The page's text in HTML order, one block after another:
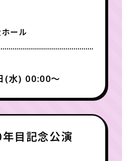
ール
(水) 00:00〜
目記念公演